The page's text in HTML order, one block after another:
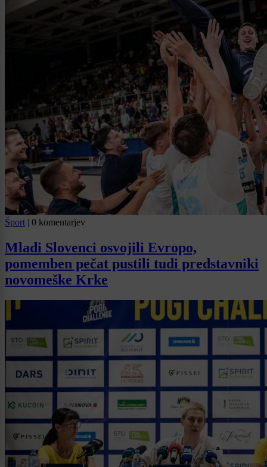
Šport | 0 komentarjev
Mladi Slovenci osvojili Evropo,
pomemben pečat pustili tudi predstavniki
novomeške Krke